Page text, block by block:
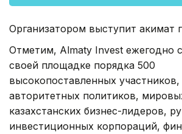
Организатором выступит акимат
Отметим, Almaty Invest ежегодно
своей площадке порядка 500
высокопоставленных
авторитетных политиков,
казахстанских бизнес-лидеров,
инвестиционных корпораций,